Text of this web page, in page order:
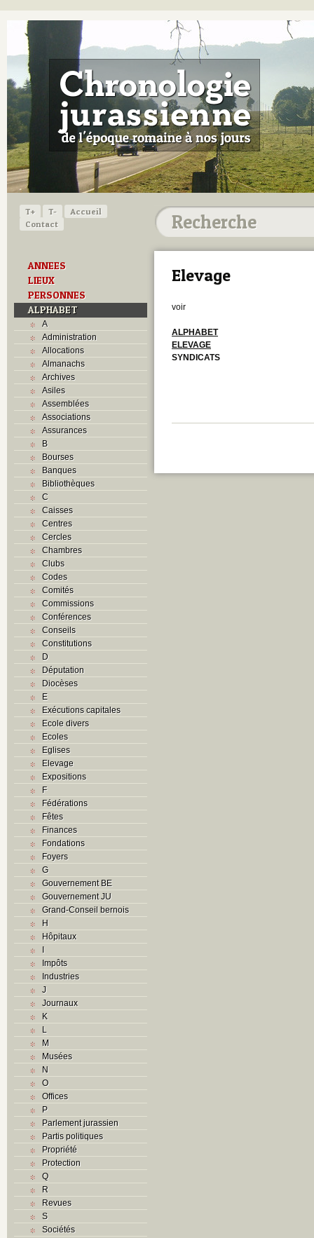
T+ T-
Accueil
Contact
ANNEES
LIEUX
PERSONNES
ALPHABET
A
Administration
Allocations
Almanachs
Archives
Asiles
Assemblées
Associations
Assurances
B
Bourses
Banques
Bibliothèques
C
Caisses
Centres
Cercles
Chambres
Clubs
Codes
Comités
Commissions
Conférences
Conseils
Constitutions
D
Députation
Diocèses
E
Exécutions capitales
Ecole divers
Ecoles
Eglises
Elevage
Expositions
F
Fédérations
Fêtes
Finances
Fondations
Foyers
G
Gouvernement BE
Gouvernement JU
Grand-Conseil bernois
H
Hôpitaux
I
Impôts
Industries
J
Journaux
K
L
M
Musées
N
O
Offices
P
Parlement jurassien
Partis politiques
Propriété
Protection
Q
R
Revues
S
Sociétés
Elevage
voir
ALPHABET
ELEVAGE
SYNDICATS